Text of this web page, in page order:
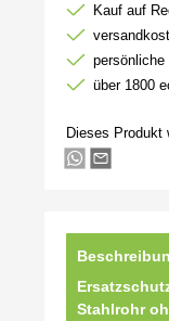
Kauf auf
persönliche
über 1800
Dieses Produkt
Stahlrohr